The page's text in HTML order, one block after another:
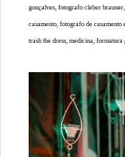
gonçalves, fotografo cleber
casamento, fotografo de
trash the dress, medicina, formatura